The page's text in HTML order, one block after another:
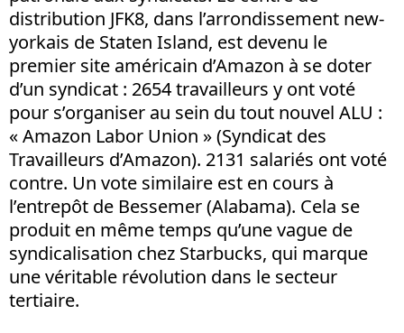
distribution JFK8, dans l’arrondissement new-
yorkais de Staten Island, est devenu le
premier site américain d’Amazon à se doter
d’un syndicat : 2654 travailleurs y ont voté
pour s’organiser au sein du tout nouvel ALU :
« Amazon Labor Union » (Syndicat des
Travailleurs d’Amazon). 2131 salariés ont voté
contre. Un vote similaire est en cours à
l’entrepôt de Bessemer (Alabama). Cela se
produit en même temps qu’une vague de
syndicalisation chez Starbucks, qui marque
une véritable révolution dans le secteur
tertiaire.